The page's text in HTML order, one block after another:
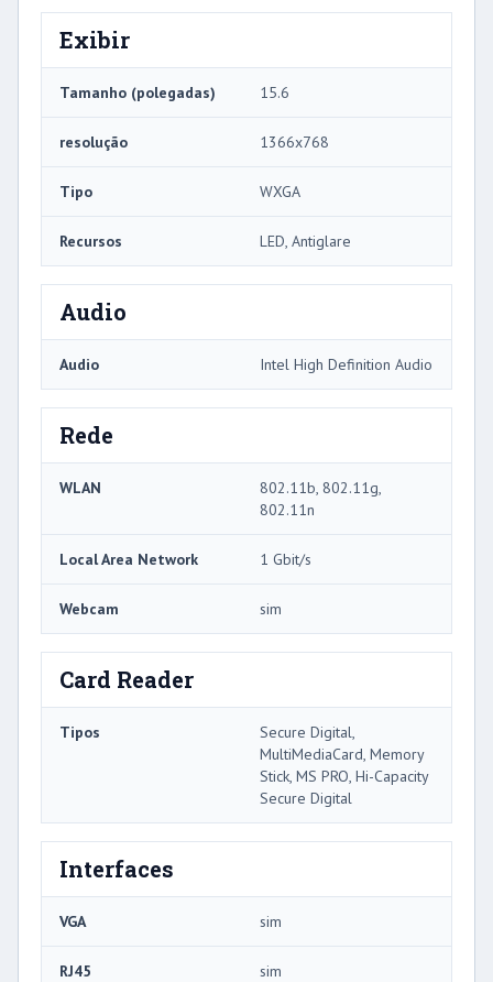
Exibir
Tamanho (polegadas) 15.6
resolução 1366x768
Tipo WXGA
Recursos LED, Antiglare
Audio
Audio Intel High Definition Audio
Rede
WLAN
802.11b, 802.11g,
802.11n
Local Area Network 1 Gbit/s
Webcam sim
Card Reader
Tipos
Secure Digital,
MultiMediaCard, Memory
Stick, MS PRO, Hi-Capacity
Secure Digital
Interfaces
VGA sim
RJ45 sim